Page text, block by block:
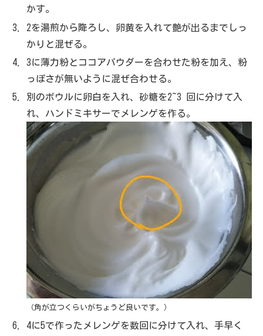
かす。
2を湯煎から降ろし、卵黄を入れて艶が出るまでしっ
かりと混ぜる。
3に薄力粉とココアパウダーを合わせた粉を加え、粉
っぽさが無いように混ぜ合わせる。
別のボウルに卵白を入れ、砂糖を2~3 回に分けて入
れ、ハンドミキサーでメレンゲを作る。
（角が立つくらいがちょうど良いです。）
4に5で作ったメレンゲを数回に分けて入れ、手早く